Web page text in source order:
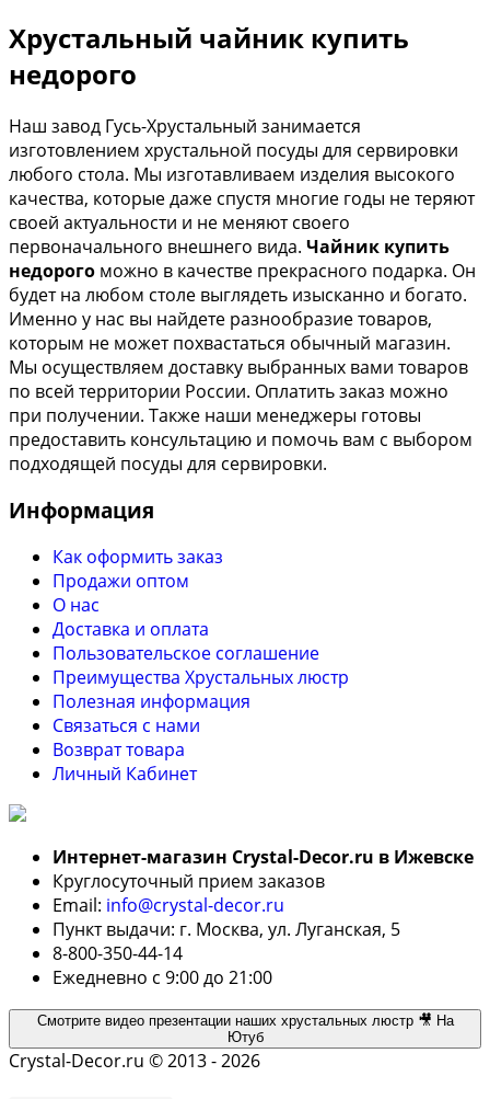
Хрустальный чайник купить
недорого
Наш завод Гусь-Хрустальный занимается
изготовлением хрустальной посуды для сервировки
любого стола. Мы изготавливаем изделия высокого
качества, которые даже спустя многие годы не теряют
своей актуальности и не меняют своего
первоначального внешнего вида. Чайник купить
недорого можно в качестве прекрасного подарка. Он
будет на любом столе выглядеть изысканно и богато.
Именно у нас вы найдете разнообразие товаров,
которым не может похвастаться обычный магазин.
Мы осуществляем доставку выбранных вами товаров
по всей территории России. Оплатить заказ можно
при получении. Также наши менеджеры готовы
предоставить консультацию и помочь вам с выбором
подходящей посуды для сервировки.
Информация
Как оформить заказ
Продажи оптом
О нас
Доставка и оплата
Пользовательское соглашение
Преимущества Хрустальных люстр
Полезная информация
Связаться с нами
Возврат товара
Личный Кабинет
Интернет-магазин Crystal-Decor.ru в Ижевске
Круглосуточный прием заказов
Email: info@crystal-decor.ru
Пункт выдачи: г. Москва, ул. Луганская, 5
8-800-350-44-14
Ежедневно с 9:00 до 21:00
Смотрите видео презентации наших хрустальных люстр 🎥 На
Ютуб
Crystal-Decor.ru © 2013 - 2026